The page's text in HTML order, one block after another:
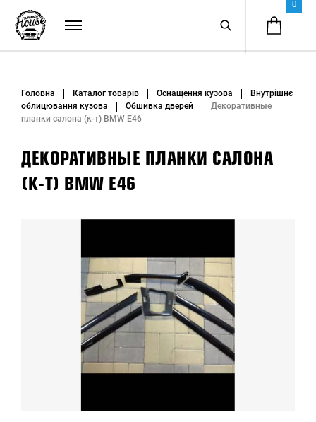
0
Головна Каталог товарів Оснащення кузова
Внутрішнє
облицювання кузова
Обшивка дверей
Декоративные
планки салона (к-т) BMW E46
ДЕКОРАТИВНЫЕ ПЛАНКИ САЛОНА
(К-Т) BMW E46